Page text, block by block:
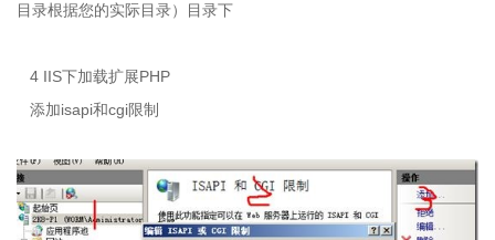
目录根据您的实际目录）目录下
4 IIS下加载扩展PHP
添加isapi和cgi限制